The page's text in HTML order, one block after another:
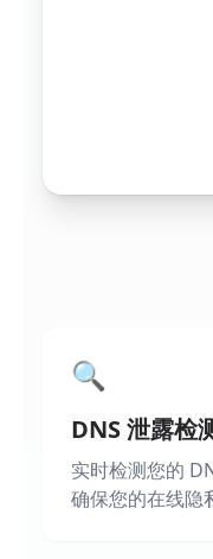
🔍
DNS 泄露检
实时检测您的
确保您的在线隐